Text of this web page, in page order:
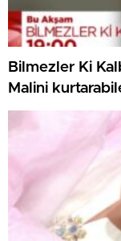
Bilmezler Ki
Malini